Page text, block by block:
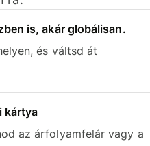
is, akár globálisan.
és váltsd át
kártya
az árfolyamfelár vagy a